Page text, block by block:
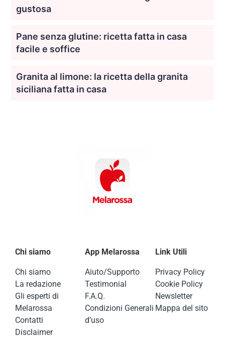
gustosa
Pane senza glutine: ricetta fatta in casa
facile e soffice
Granita al limone: la ricetta della granita
siciliana fatta in casa
Chi siamo
Chi siamo
La redazione
Gli esperti di
Melarossa
Contatti
Disclaimer
App Melarossa
Aiuto/Supporto
Testimonial
F.A.Q.
Condizioni Generali
d’uso
Link Utili
Privacy Policy
Cookie Policy
Newsletter
Mappa del sito